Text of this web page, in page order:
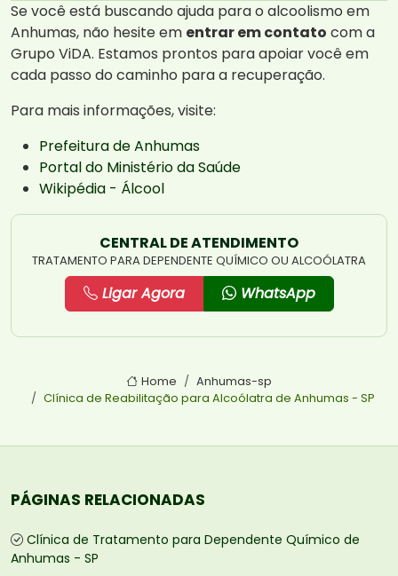
Se você está buscando ajuda para o alcoolismo em
Anhumas, não hesite em entrar em contato com a
Grupo ViDA. Estamos prontos para apoiar você em
cada passo do caminho para a recuperação.
Para mais informações, visite:
Prefeitura de Anhumas
Portal do Ministério da Saúde
Wikipédia - Álcool
CENTRAL DE ATENDIMENTO
TRATAMENTO PARA DEPENDENTE QUÍMICO OU ALCOÓLATRA
Ligar Agora WhatsApp
Home
Anhumas-sp
Clínica de Reabilitação para Alcoólatra de Anhumas - SP
PÁGINAS RELACIONADAS
Clínica de Tratamento para Dependente Químico de
Anhumas - SP